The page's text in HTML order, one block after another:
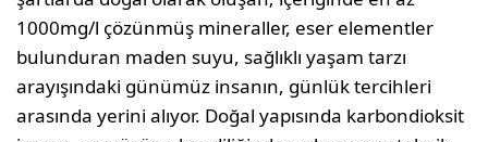
1000mg/l çözünmüş mineraller, eser elementler
bulunduran maden suyu, sağlıklı yaşam tarzı
arayışındaki günümüz insanın, günlük tercihleri
arasında yerini alıyor. Doğal yapısında karbondioksit